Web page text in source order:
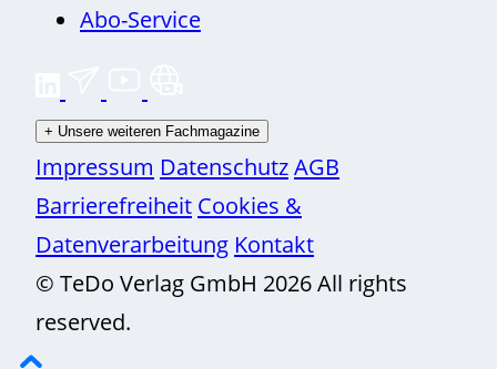
Abo-Service
+ Unsere weiteren Fachmagazine
Impressum DatenschutzAGB
Barrierefreiheit Cookies &
Datenverarbeitung Kontakt
© TeDo Verlag GmbH 2026 All rights
reserved.